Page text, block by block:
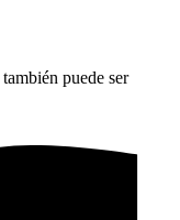
también puede ser